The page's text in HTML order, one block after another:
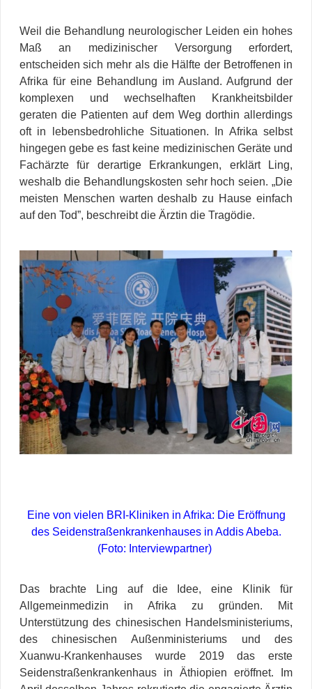
Weil die Behandlung neurologischer Leiden ein hohes
Maß an medizinischer Versorgung erfordert,
entscheiden sich mehr als die Hälfte der Betroffenen in
Afrika für eine Behandlung im Ausland. Aufgrund der
komplexen und wechselhaften Krankheitsbilder
geraten die Patienten auf dem Weg dorthin allerdings
oft in lebensbedrohliche Situationen. In Afrika selbst
hingegen gebe es fast keine medizinischen Geräte und
Fachärzte für derartige Erkrankungen, erklärt Ling,
weshalb die Behandlungskosten sehr hoch seien. „Die
meisten Menschen warten deshalb zu Hause einfach
auf den Tod”, beschreibt die Ärztin die Tragödie.
Eine von vielen BRI-Kliniken in Afrika: Die Eröffnung
des Seidenstraßenkrankenhauses in Addis Abeba.
(Foto: Interviewpartner)
Das brachte Ling auf die Idee, eine Klinik für
Allgemeinmedizin in Afrika zu gründen. Mit
Unterstützung des chinesischen Handelsministeriums,
des chinesischen Außenministeriums und des
Xuanwu-Krankenhauses wurde 2019 das erste
Seidenstraßenkrankenhaus in Äthiopien eröffnet. Im